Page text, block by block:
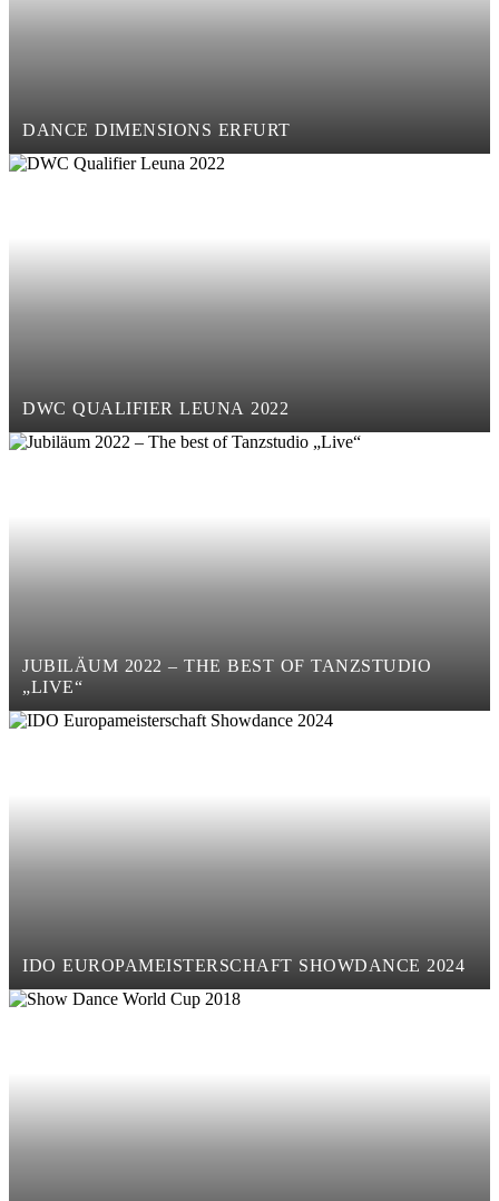
DANCE DIMENSIONS ERFURT
DWC QUALIFIER LEUNA 2022
JUBILÄUM 2022 – THE BEST OF TANZSTUDIO
„LIVE“
IDO EUROPAMEISTERSCHAFT SHOWDANCE 2024